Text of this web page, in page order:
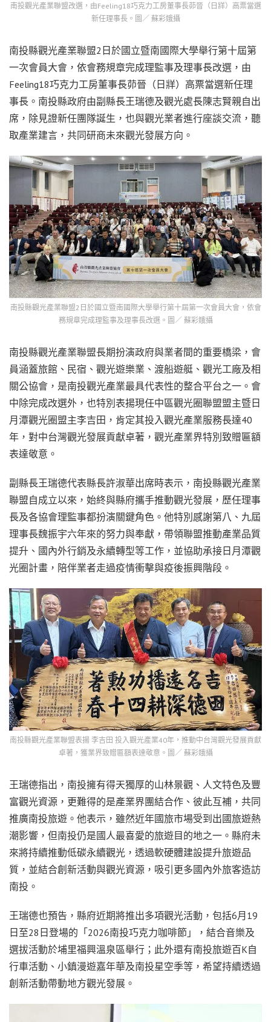
南投觀光產業聯盟改選，由Feeling18巧克力工房董事長茆晉（日牂）高票當選
新任理事長。圖／ 蘇彩娥攝
南投縣觀光產業聯盟2日於國立暨南國際大學舉行第十屆第
一次會員大會，依會務規章完成理監事及理事長改選，由
Feeling18巧克力工房董事長茆晉（日牂）高票當選新任理
事長。南投縣政府由副縣長王瑞德及觀光處長陳志賢親自出
席，除見證新任團隊誕生，也與觀光業者進行座談交流，聽
取產業建言，共同研商未來觀光發展方向。
南投縣觀光產業聯盟2日於國立暨南國際大學舉行第十屆第一次會員大會，依會
務規章完成理監事及理事長改選。圖／ 蘇彩娥攝
南投縣觀光產業聯盟長期扮演政府與業者間的重要橋梁，會
員涵蓋旅館、民宿、觀光遊樂業、渡船遊艇、觀光工廠及相
關公協會，是南投觀光產業最具代表性的整合平台之一。會
中除完成改選外，也特別表揚現任中區觀光圈聯盟盟主暨日
月潭觀光圈盟主李吉田，肯定其投入觀光產業服務長達40
年，對中台灣觀光發展貢獻卓著，觀光產業界特別致贈匾額
表達敬意。
副縣長王瑞德代表縣長許淑華出席時表示，南投縣觀光產業
聯盟自成立以來，始終與縣府攜手推動觀光發展，歷任理事
長及各協會理監事都扮演關鍵角色。他特別感謝第八、九屆
理事長魏振宇六年來的努力與奉獻，帶領聯盟推動產業品質
提升、國內外行銷及永續轉型等工作，並協助承接日月潭觀
光圈計畫，陪伴業者走過疫情衝擊與疫後振興階段。
南投縣觀光產業聯盟表揚 李吉田 投入觀光產業40年，推動中台灣觀光發展貢獻
卓著，獲業界致贈匾額表達敬意。圖／ 蘇彩娥攝
王瑞德指出，南投擁有得天獨厚的山林景觀、人文特色及豐
富觀光資源，更難得的是產業界團結合作、彼此互補，共同
推廣南投旅遊。他表示，雖然近年國旅市場受到出國旅遊熱
潮影響，但南投仍是國人最喜愛的旅遊目的地之一。縣府未
來將持續推動低碳永續觀光，透過軟硬體建設提升旅遊品
質，並結合創新活動與觀光資源，吸引更多國內外旅客造訪
南投。
王瑞德也預告，縣府近期將推出多項觀光活動，包括6月19
日至28日登場的「2026南投巧克力咖啡節」，結合音樂及
選拔活動於埔里福興溫泉區舉行；此外還有南投旅遊百K自
行車活動、小鎮漫遊嘉年華及南投星空季等，希望持續透過
創新活動帶動地方觀光發展。